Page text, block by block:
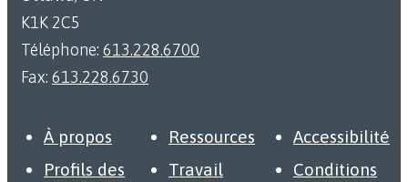
K1K 2C5
Téléphone: 613.228.6700
Fax: 613.228.6730
À propos
Profils des
Ressources
Travail
Accessibilité
Conditions